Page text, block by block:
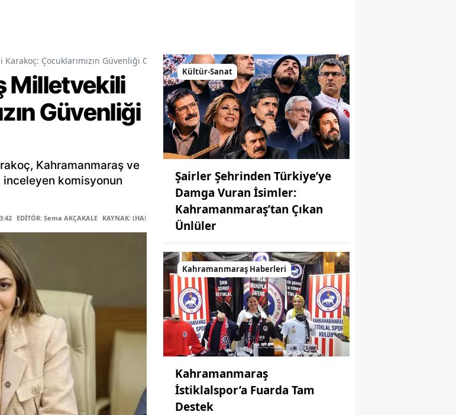
Çocuklarımızın Güvenliği Ortak Vazifemiz
Milletvekili
Güvenliği
Kahramanmaraş ve
inceleyen komisyonun
EDİTÖR: Sema AKÇAKALE KAYNAK: (HABER MERKEZİ) MUHABİR: Elife Karaarslan
Kültür-Sanat
Şairler Şehrinden Türkiye’ye
Damga Vuran İsimler:
Kahramanmaraş’tan Çıkan
Ünlüler
Kahramanmaraş Haberleri
Kahramanmaraş
İstiklalspor’a Fuarda Tam
Destek